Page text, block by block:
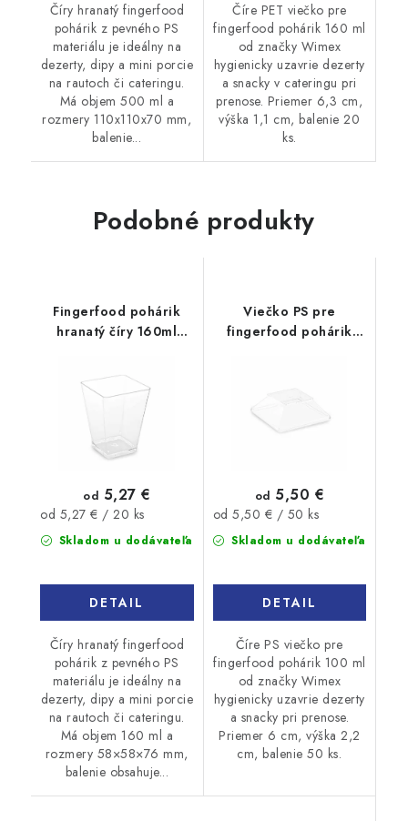
Číry hranatý fingerfood
pohárik z pevného PS
materiálu je ideálny na
dezerty, dipy a mini porcie
na rautoch či cateringu.
Má objem 500 ml a
rozmery 110x110x70 mm,
balenie...
Číre PET viečko pre
fingerfood pohárik 160 ml
od značky Wimex
hygienicky uzavrie dezerty
a snacky v cateringu pri
prenose. Priemer 6,3 cm,
výška 1,1 cm, balenie 20
ks.
Podobné produkty
Fingerfood pohárik
hranatý číry 160ml
Skladom u dodávateľa
od 5,27 €
Jednotková
cena:
od 5,27 € / 20 ks
DETAIL
Číry hranatý fingerfood
pohárik z pevného PS
materiálu je ideálny na
dezerty, dipy a mini porcie
na rautoch či cateringu.
Má objem 160 ml a
rozmery 58×58×76 mm,
balenie obsahuje...
Viečko PS pre
fingerfood pohárik
Skladom u dodávateľa
od 5,50 €
Jednotková
cena:
od 5,50 € / 50 ks
DETAIL
Číre PS viečko pre
fingerfood pohárik 100 ml
od značky Wimex
hygienicky uzavrie dezerty
a snacky pri prenose.
Priemer 6 cm, výška 2,2
cm, balenie 50 ks.